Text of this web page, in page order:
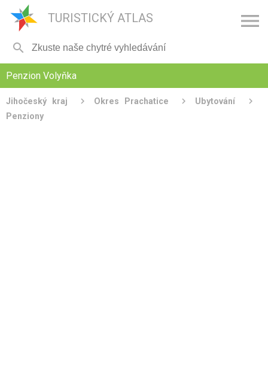
TURISTICKÝ ATLAS 

Penzion Volyňka
Jihočeský kraj Okres Prachatice
Ubytování
Penziony